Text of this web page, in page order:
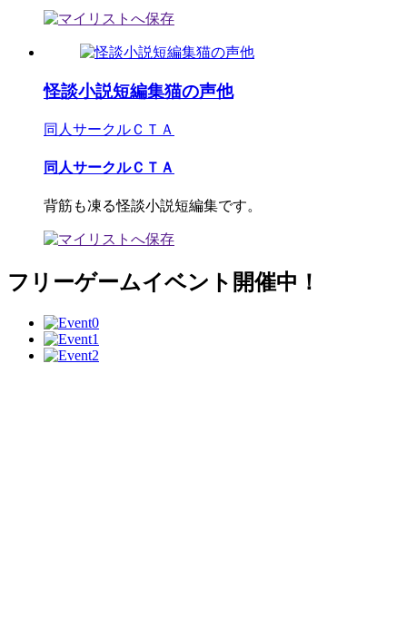
怪談小説短編集猫の声他
同人サークルＣＴＡ
同人サークルＣＴＡ
背筋も凍る怪談小説短編集です。
フリーゲームイベント開催中！